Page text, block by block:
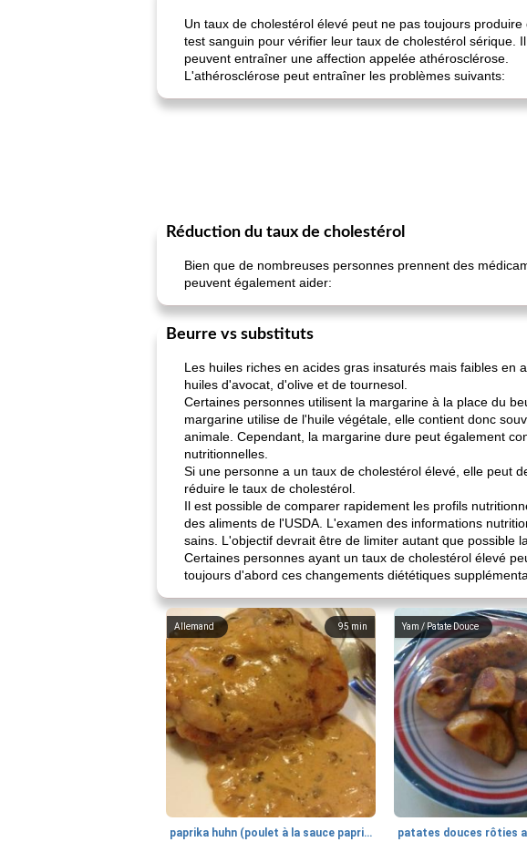
Un taux de cholestérol élevé peut ne pas toujours
test sanguin pour vérifier leur taux de cholestérol sérique.
peuvent entraîner une affection appelée athérosclérose.
L'athérosclérose peut entraîner les problèmes suivants:
Réduction du taux de cholestérol
Bien que de nombreuses personnes prennent des
peuvent également aider:
Beurre vs substituts
Les huiles riches en acides gras insaturés mais faibles
huiles d'avocat, d'olive et de tournesol.
Certaines personnes utilisent la margarine à la place du
margarine utilise de l'huile végétale, elle contient donc
animale. Cependant, la margarine dure peut également
nutritionnelles.
Si une personne a un taux de cholestérol élevé, elle peut
réduire le taux de cholestérol.
Il est possible de comparer rapidement les profils
des aliments de l'USDA. L'examen des informations
sains. L'objectif devrait être de limiter autant que possible
Certaines personnes ayant un taux de cholestérol élevé
toujours d'abord ces changements diététiques
95min
Allemand
paprika huhn (poulet à la sauce paprika).
Yam / Patate Douce